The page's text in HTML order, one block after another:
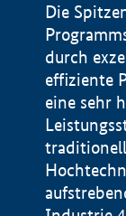
Die
durch
effiziente
eine sehr